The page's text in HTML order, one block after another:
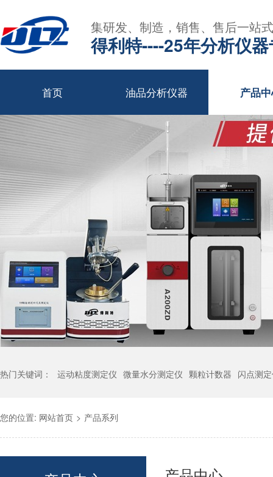
集研发、制造，销售、售后一站
得利特----25年分析仪
首页 油品分析仪器 产品
热门关键词： 运动粘度测定仪 微量水分测定仪 颗粒计数器 闪点测
您的位置: 网站首页 > 产品系列